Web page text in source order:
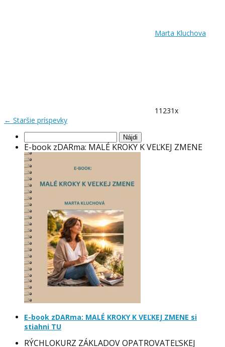
Marta Kluchova
11231x
← Staršie príspevky
E-book zDARma: MALÉ KROKY K VEĽKEJ ZMENE
E-book zDARma: MALÉ KROKY K VEĽKEJ ZMENE si
stiahni TU
RÝCHLOKURZ ZÁKLADOV OPATROVATEĽSKEJ